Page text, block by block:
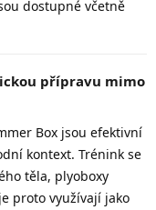
dostupné včetně
přípravu mimo
Box jsou efektivní
kontext. Trénink se
těla, plyoboxy
proto využívají jako